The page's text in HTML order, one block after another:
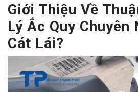
Giới Thiệu Về
Lý Ắc Quy Chuyên
Cát Lái?